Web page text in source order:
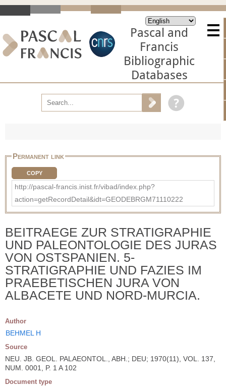
Pascal and
Francis
Bibliographic
Databases
Permanent link
COPY
http://pascal-francis.inist.fr/vibad/index.php?
action=getRecordDetail&idt=GEODEBRGM71110222
BEITRAEGE ZUR STRATIGRAPHIE
UND PALEONTOLOGIE DES JURAS
VON OSTSPANIEN. 5-
STRATIGRAPHIE UND FAZIES IM
PRAEBETISCHEN JURA VON
ALBACETE UND NORD-MURCIA.
Author
BEHMEL H
Source
NEU. JB. GEOL. PALAEONTOL., ABH.; DEU; 1970(11), VOL. 137,
NUM. 0001, P. 1 A 102
Document type